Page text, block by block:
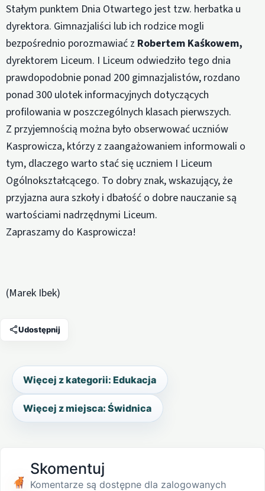
Stałym punktem Dnia Otwartego jest tzw. herbatka u
dyrektora. Gimnazjaliści lub ich rodzice mogli
bezpośrednio porozmawiać z Robertem Kaśkowem,
dyrektorem Liceum. I Liceum odwiedziło tego dnia
prawdopodobnie ponad 200 gimnazjalistów, rozdano
ponad 300 ulotek informacyjnych dotyczących
profilowania w poszczególnych klasach pierwszych.
Z przyjemnością można było obserwować uczniów
Kasprowicza, którzy z zaangażowaniem informowali o
tym, dlaczego warto stać się uczniem I Liceum
Ogólnokształcącego. To dobry znak, wskazujący, że
przyjazna aura szkoły i dbałość o dobre nauczanie są
wartościami nadrzędnymi Liceum.
Zapraszamy do Kasprowicza!
(Marek Ibek)
Udostępnij
Więcej z kategorii: Edukacja
Więcej z miejsca: Świdnica
Skomentuj
Komentarze są dostępne dla zalogowanych